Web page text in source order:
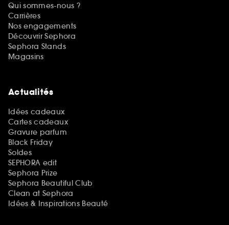
Qui sommes-nous ?
Carrières
Nos engagements
Découvrir Sephora
Sephora Stands
Magasins
Actualités
Idées cadeaux
Cartes cadeaux
Gravure parfum
Black Friday
Soldes
SEPHORA edit
Sephora Prize
Sephora Beautiful Club
Clean at Sephora
Idées & Inspirations Beauté